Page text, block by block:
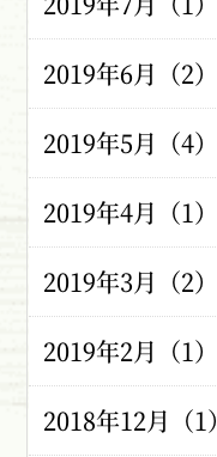
2019年6月（2）
2019年5月（4）
2019年4月（1）
2019年3月（2）
2019年2月（1）
2018年12月（1）